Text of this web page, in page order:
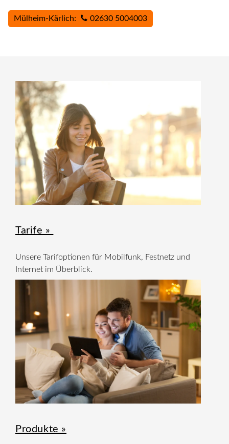
Mülheim-Kärlich: 02630 5004003
Tarife »
Unsere Tarifoptionen für Mobilfunk, Festnetz und
Internet im Überblick.
Produkte »